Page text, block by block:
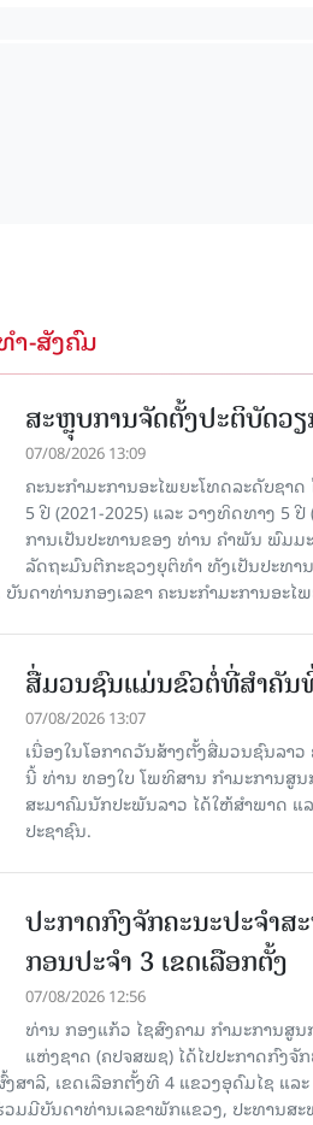
ຳ-ສັງຄົມ
ສະຫຼຸບການຈັດຕັ້ງປະຕິບັດວ
07/08/2026 13:09
ຄະນະກຳມະການອະໄພຍະໂທດລະດັບຊາ
5 ປີ (2021-2025) ແລະ ວາງທິດທາງ 5
ການເປັນປະທານຂອງ ທ່ານ ຄໍາພັນ ພົມ
ລັດຖະມົນຕີກະຊວງຍຸຕິທຳ ທັງເປັນປະທາ
ນດາທ່ານກອງເລຂາ ຄະນະກຳມະການອະ
ສື່ມວນຊົນແມ່ນຂົວຕໍ່ທີ່ສໍາຄັນ
07/08/2026 13:07
ເນື່ອງໃນໂອກາດວັນສ້າງຕັ້ງສື່ມວນຊົນລາວ
ນີ້ ທ່ານ ທອງໃບ ໂພທິສານ ກໍາມະການສູນ
ສະມາຄົມນັກປະພັນລາວ ໄດ້ໃຫ້ສໍາພາດ
ປະຊາຊົນ.
ປະກາດກົງຈັກຄະນະປະຈໍາສ
ກອນປະຈໍາ 3 ເຂດເລືອກຕັ້ງ
07/08/2026 12:56
ທ່ານ ກອງແກ້ວ ໄຊສົງຄາມ ກຳມະການສູ
ແຫ່ງຊາດ (ຄປຈສພຊ) ໄດ້ໄປປະກາດກົງຈັ
ສາລີ, ເຂດເລືອກຕັ້ງທີ 4 ແຂວງອຸດົມໄຊ ແ
ມມີບັນດາທ່ານເລຂາພັກແຂວງ, ປະທານສ